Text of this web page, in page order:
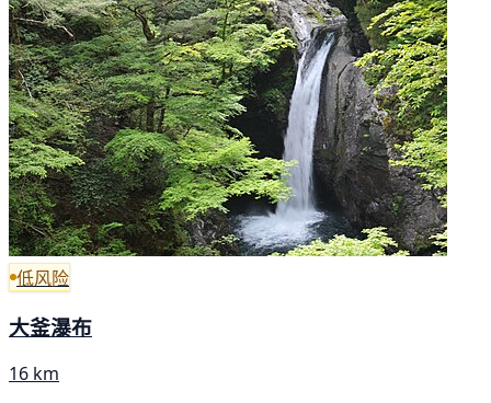
低风险
大釜瀑布
16 km